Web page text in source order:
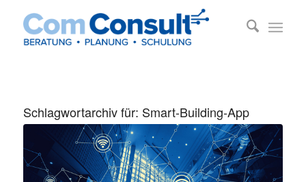
Schlagwortarchiv für: Smart-Building-App